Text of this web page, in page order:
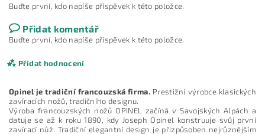
Buďte první, kdo napíše příspěvek k této položce.
Přidat komentář
Buďte první, kdo napíše příspěvek k této položce.
Přidat hodnocení
Opinel je tradiční francouzská firma. Prestižní výrobce klasických
zavíracích nožů, tradičního designu.
Výroba francouzských nožů OPINEL začíná v Savojských Alpách a
datuje se až k roku 1890, kdy Joseph Opinel konstruuje svůj první
zavírací nůž. Tradiční elegantní design je přizpůsoben nejrůznějším